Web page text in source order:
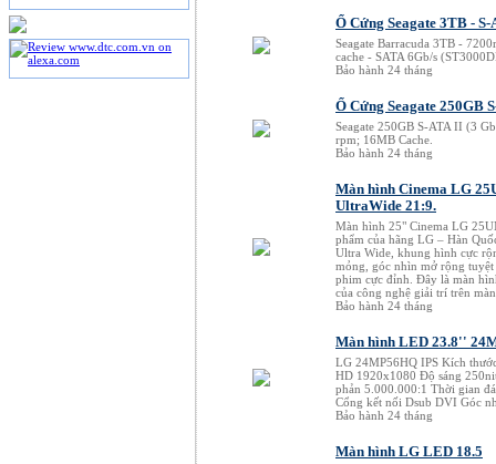
Ổ Cứng Seagate 3TB -
Seagate Barracuda 3TB -
cache - SATA 6Gb/s
Bảo hành 24 tháng
Ổ Cứng Seagate 250GB
Seagate 250GB S-ATA II (3
rpm; 16MB Cache.
Bảo hành 24 tháng
Màn hình Cinema LG
UltraWide 21:9.
Màn hình 25" Cinema LG
phẩm của hãng LG – Hàn
Ultra Wide, khung hình cực
mỏng, góc nhìn mở rộng
phim cực đỉnh. Đây là màn
của công nghệ giải trí trên
Bảo hành 24 tháng
Màn hình LED 23.8''
LG 24MP56HQ IPS Kích
HD 1920x1080 Độ sáng
phản 5.000.000:1 Thời gian
Cổng kết nối Dsub DVI Góc
Bảo hành 24 tháng
Màn hình LG LED 18.5